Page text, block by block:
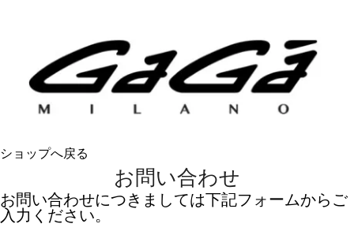
ショップへ戻る
お問い合わせ
お問い合わせにつきましては下記フォームからご
入力ください。